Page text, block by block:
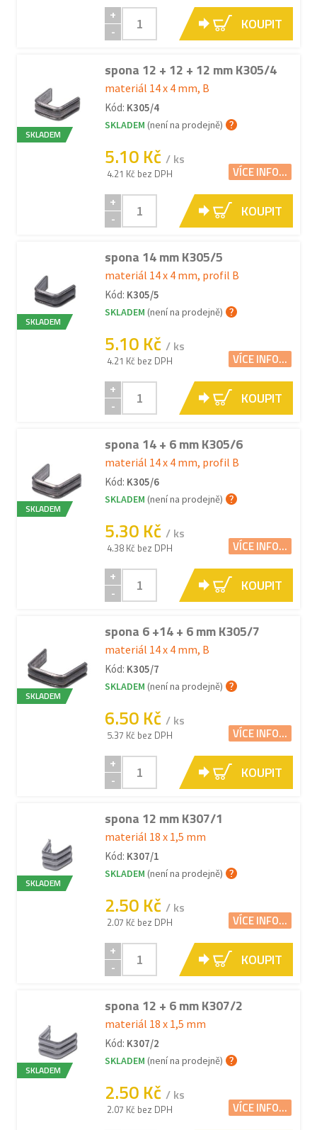
+
-
KOUPIT
SKLADEM
spona 12 + 12 + 12 mm K305/4
materiál 14 x 4 mm, B
Kód: K305/4
SKLADEM (není na prodejně)
5.10 Kč / ks
4.21 Kč bez DPH VÍCE INFO...
+
-
KOUPIT
SKLADEM
spona 14 mm K305/5
materiál 14 x 4 mm, profil B
Kód: K305/5
SKLADEM (není na prodejně)
5.10 Kč / ks
4.21 Kč bez DPH VÍCE INFO...
+
-
KOUPIT
SKLADEM
spona 14 + 6 mm K305/6
materiál 14 x 4 mm, profil B
Kód: K305/6
SKLADEM (není na prodejně)
5.30 Kč / ks
4.38 Kč bez DPH VÍCE INFO...
+
-
KOUPIT
SKLADEM
spona 6 +14 + 6 mm K305/7
materiál 14 x 4 mm, B
Kód: K305/7
SKLADEM (není na prodejně)
6.50 Kč / ks
5.37 Kč bez DPH VÍCE INFO...
+
-
KOUPIT
SKLADEM
spona 12 mm K307/1
materiál 18 x 1,5 mm
Kód: K307/1
SKLADEM (není na prodejně)
2.50 Kč / ks
2.07 Kč bez DPH VÍCE INFO...
+
-
KOUPIT
SKLADEM
spona 12 + 6 mm K307/2
materiál 18 x 1,5 mm
Kód: K307/2
SKLADEM (není na prodejně)
2.50 Kč / ks
2.07 Kč bez DPH VÍCE INFO...